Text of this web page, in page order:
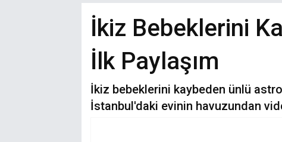
İkiz Bebeklerini
İlk Paylaşım
İkiz bebeklerini kaybeden ünlü
İstanbul'daki evinin havuzundan